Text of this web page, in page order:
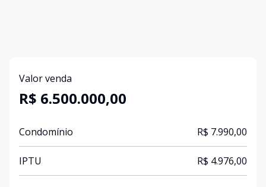
Valor venda
R$ 6.500.000,00
Condomínio R$ 7.990,00
IPTU R$ 4.976,00